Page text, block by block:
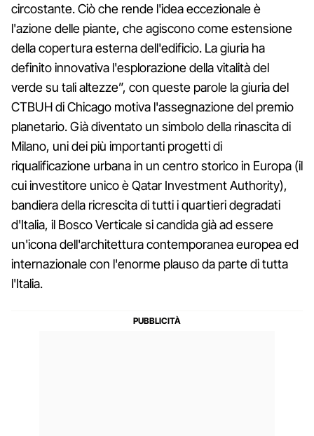
circostante. Ciò che rende l'idea eccezionale è
l'azione delle piante, che agiscono come estensione
della copertura esterna dell'edificio. La giuria ha
definito innovativa l'esplorazione della vitalità del
verde su tali altezze”, con queste parole la giuria del
CTBUH di Chicago motiva l'assegnazione del premio
planetario. Già diventato un simbolo della rinascita di
Milano, uni dei più importanti progetti di
riqualificazione urbana in un centro storico in Europa (il
cui investitore unico è Qatar Investment Authority),
bandiera della ricrescita di tutti i quartieri degradati
d'Italia, il Bosco Verticale si candida già ad essere
un'icona dell'architettura contemporanea europea ed
internazionale con l'enorme plauso da parte di tutta
l'Italia.